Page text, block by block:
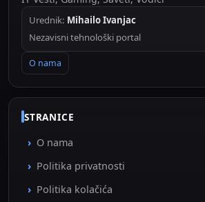
Urednik: Mihailo Ivanjac
Nezavisni tehnološki portal
O nama
STRANICE
O nama
Politika privatnosti
Politika kolačića